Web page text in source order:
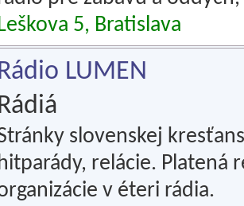
5, Bratislava
LUMEN
slovenskej
relácie. Platená
v éteri rádia.